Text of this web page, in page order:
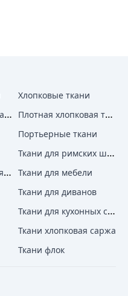
Хлопковые ткани
Тонкая хлопковая ткань Плотная хлопковая ткань
Портьерные ткани
Ткани для римских штор
Хлопковые ткани для штор
Ткани для мебели
Ткани для диванов
Ткани для кухонных стульев
Ткани хлопковая саржа
Ткани флок